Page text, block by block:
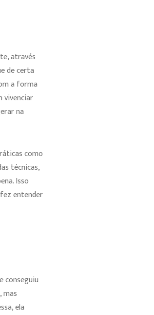
através
de certa
a forma
vivenciar
na
como
técnicas,
Isso
entender
conseguiu
mas
ela